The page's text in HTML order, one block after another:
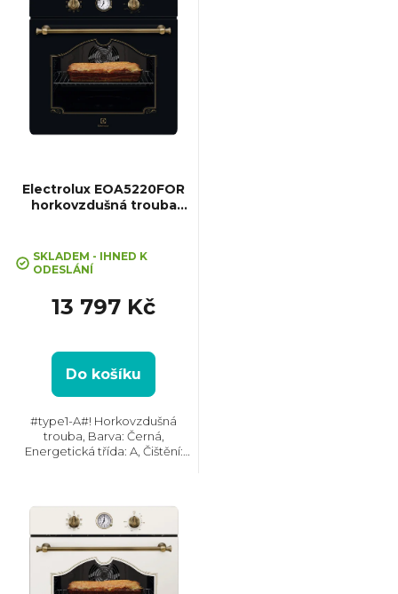
p
o
k
ů
Electrolux EOA5220FOR
horkovzdušná trouba
SKLADEM - IHNED K
ODESLÁNÍ
13 797 Kč
Do košíku
#type1-A#! Horkovzdušná
trouba, Barva: Černá,
Energetická třída: A, Čištění:
(VxŠxH): 595x595x567...